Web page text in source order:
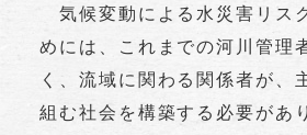
気候変動による水災害リス
めには、これまでの河川管理
く、流域に関わる関係者が、
組む社会を構築する必要があ